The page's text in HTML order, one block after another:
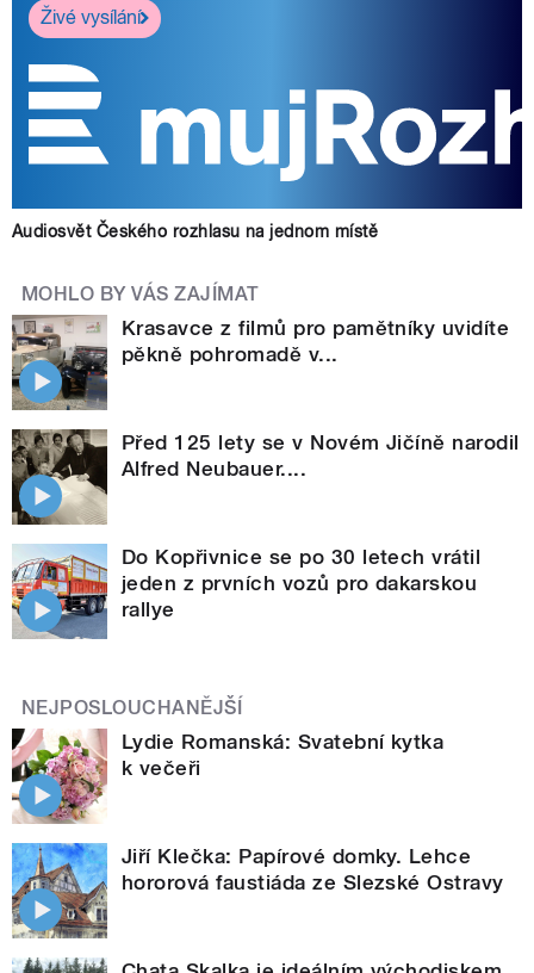
Živé vysílání
Audiosvět Českého rozhlasu na jednom místě
MOHLO BY VÁS ZAJÍMAT
Krasavce z filmů pro pamětníky uvidíte
pěkně pohromadě v...
Před 125 lety se v Novém Jičíně narodil
Alfred Neubauer....
Do Kopřivnice se po 30 letech vrátil
jeden z prvních vozů pro dakarskou
rallye
NEJPOSLOUCHANĚJŠÍ
Lydie Romanská: Svatební kytka
k večeři
Jiří Klečka: Papírové domky. Lehce
hororová faustiáda ze Slezské Ostravy